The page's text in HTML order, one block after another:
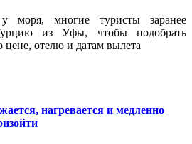
моря, многие туристы заранее
из Уфы, чтобы подобрать
отелю и датам вылета
нагревается и медленно